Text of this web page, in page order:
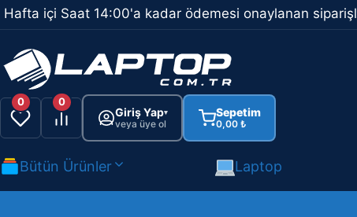
İçeriğe
atla
Hafta içi Saat 14:00'a kadar ödemesi onaylanan
0 0
Giriş Yap▾
veya üye ol
Sepetim
0,00 ₺
Bütün Ürünler Laptop